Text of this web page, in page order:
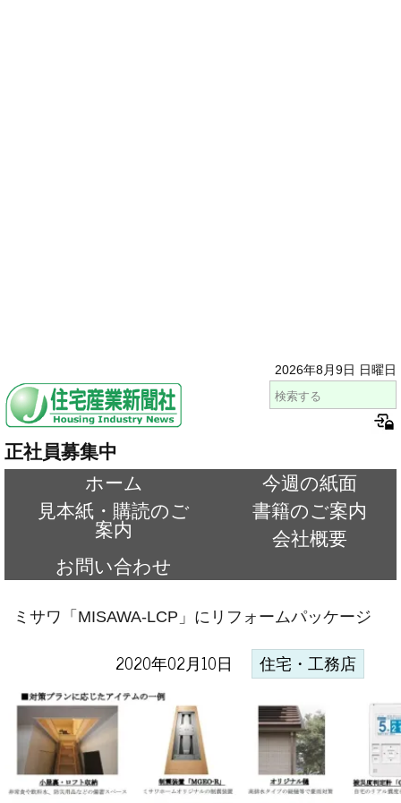
2026年8月9日 日曜日
正社員募集中
ホーム
今週の紙面
見本紙・購読のご
案内
書籍のご案内
会社概要
お問い合わせ
ミサワ「MISAWA-LCP」にリフォームパッケージ
2020年02月10日 住宅・工務店